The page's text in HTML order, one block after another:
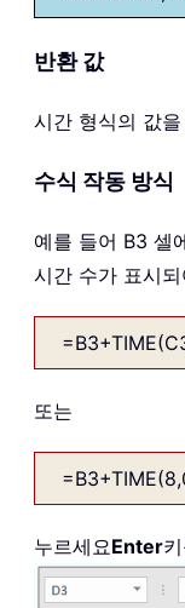
반환 값
시간 형식의 값을
수식 작동 방식
예를 들어 B3 셀
시간 수가 표시
또는
누르세요Enter